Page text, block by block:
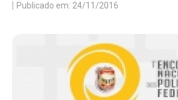
Publicado em: 24/11/2016